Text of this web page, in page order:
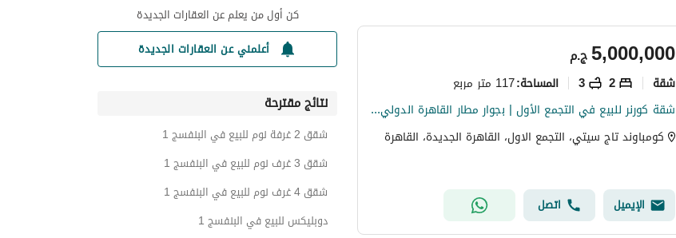
ج.م5,000,000
شقة 2
3 المساحة:117 متر مربع
شقة كورنر للبيع في التجمع الأول | بجوار مطار القاهرة الدولي | جاهزة للمعاينة
كومباوند تاج سيتي، التجمع الاول، القاهرة الجديدة، القاهرة
الإيميل اتصل
كن أول من يعلم عن العقارات الجديدة
أعلمني عن العقارات الجديدة
نتائج مقترحة
شقق 2 غرفة نوم للبيع في البنفسج 1
شقق 3 غرف نوم للبيع في البنفسج 1
شقق 4 غرف نوم للبيع في البنفسج 1
دوبليكس للبيع في البنفسج 1